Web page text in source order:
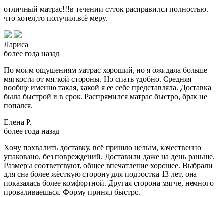
отличный матрас!!!в течении суток расправился полностью.
что хотел,то получил.всё меру.
Лариса
более года назад
По моим ощущениям матрас хороший, но я ожидала больше
мягкости от мягкой стороны. Но спать удобно. Средняя
вообще именно такая, какой я ее себе представляла. Доставка
была быстрой и в срок. Распрямился матрас быстро, брак не
попался.
Елена Р.
более года назад
Хочу похвалить доставку, всё пришло целым, качественно
упаковано, без повреждений. Доставили даже на день раньше.
Размеры соответсвуют, общее впечатление хорошее. Выбрали
для сна более жёсткую сторону для подростка 13 лет, она
показалась более комфортной. Другая сторона мягче, немного
проваливаешься. Форму принял быстро.